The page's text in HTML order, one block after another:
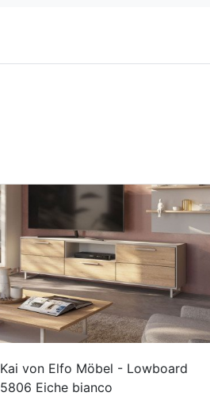
Kai von Elfo Möbel - Lowboard
5806 Eiche bianco